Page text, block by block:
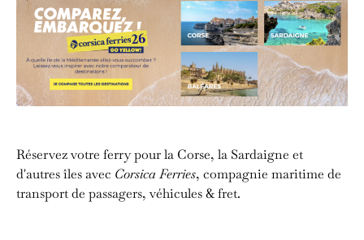
Réservez votre ferry pour la Corse, la Sardaigne et
d'autres îles avec Corsica Ferries, compagnie maritime de
transport de passagers, véhicules & fret.